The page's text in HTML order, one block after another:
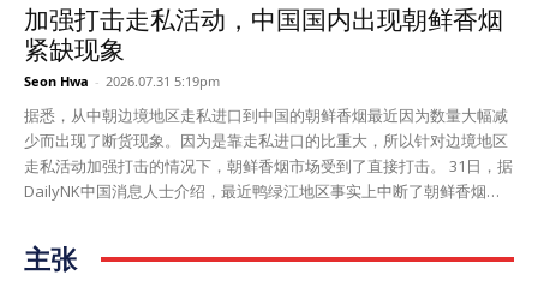
的情况。 最近，在中国工作的朝鲜工人工资大幅提升，因此朝鲜贸易公
司想尽可能向中国多派工人了。 两三年前，在中国服装厂、电子零部件
公司、水产加工厂等单位工作的朝鲜工人月薪为2200～2500元人民币。
40%以上。 之前朝鲜贸易公司不断跟中方磋商了提高工人工资的事宜，
可是一直没能取得明显的成效。可是最近，随着中国东北地区的制造业
人力紧缺现象加深，制造业为确保朝鲜工人提高了工资。 消息人士
说：“如果雇佣1名中国工人工厂除了支付基本工资以外还要保障加班
算提高朝鲜工人工资，对中国企业来说还是有利的。” 此外，中国企业
还认为雇佣朝鲜工人管理起来更加容易。 消息人士说：“中国工人工资
加强打击走私活动，中国国内出现朝鲜香烟
紧缺现象
Seon Hwa - 2026.07.31 5:19pm
据悉，从中朝边境地区走私进口到中国的朝鲜香烟最近因为数量大幅减
少而出现了断货现象。因为是靠走私进口的比重大，所以针对边境地区
走私活动加强打击的情况下，朝鲜香烟市场受到了直接打击。 31日，据
DailyNK中国消息人士介绍，最近鸭绿江地区事实上中断了朝鲜香烟走
区的走私渠道进入的朝鲜香烟比通过口岸正式进口的多很多。”“目前因
为没有货无法进行交易。” 辽宁省丹东等边境地区一直走私进口了鸭绿
主张